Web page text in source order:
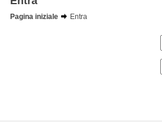
Pagina iniziale
Entra